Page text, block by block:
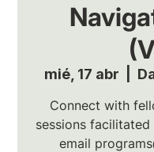
mié, 17 abr
Connect with
sessions
email